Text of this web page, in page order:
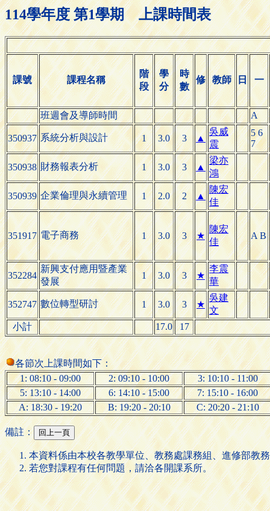
114學年度 第1學期 上課時間表
課號 課程名稱
階
段
學
分
時
數
修 教師 日 一
班週會及導師時間 A
350937 系統分析與設計 1 3.0 3 ▲
吳威
震
5 6
7
350938 財務報表分析 1 3.0 3 ▲
梁亦
鴻
350939 企業倫理與永續管理 1 2.0 2 ▲
陳宏
佳
351917 電子商務 1 3.0 3 ★
陳宏
佳
A B
352284
新興支付應用暨產業
發展
1 3.0 3 ★
李震
華
352747 數位轉型研討 1 3.0 3 ★
吳建
文
小計
17.0 17
各節次上課時間如下：
1: 08:10 - 09:00
2: 09:10 - 10:00
3: 10:10 - 11:00
5: 13:10 - 14:00
6: 14:10 - 15:00
7: 15:10 - 16:00
A: 18:30 - 19:20
B: 19:20 - 20:10 C: 20:20 - 21:10
備註：
本資料係由本校各教學單位、教務處課務組、進修部教
若您對課程有任何問題，請洽各開課系所。